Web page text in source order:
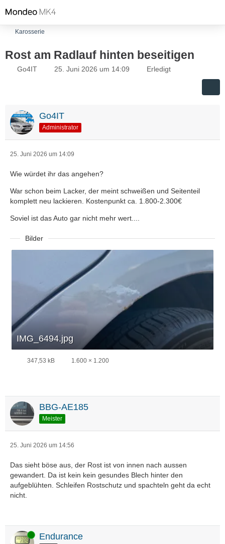
Karosserie
Rost am Radlauf hinten beseitigen
Go4IT 25. Juni 2026 um 14:09 Erledigt
Go4IT
Administrator
25. Juni 2026 um 14:09
Wie würdet ihr das angehen?
War schon beim Lacker, der meint schweißen und Seitenteil
komplett neu lackieren. Kostenpunkt ca. 1.800-2.300€
Soviel ist das Auto gar nicht mehr wert....
Bilder
IMG_6494.jpg
347,53 kB 1.600 × 1.200
BBG-AE185
Meister
25. Juni 2026 um 14:56
Das sieht böse aus, der Rost ist von innen nach aussen
gewandert. Da ist kein kein gesundes Blech hinter den
aufgeblühten. Schleifen Rostschutz und spachteln geht da echt
nicht.
Online Endurance